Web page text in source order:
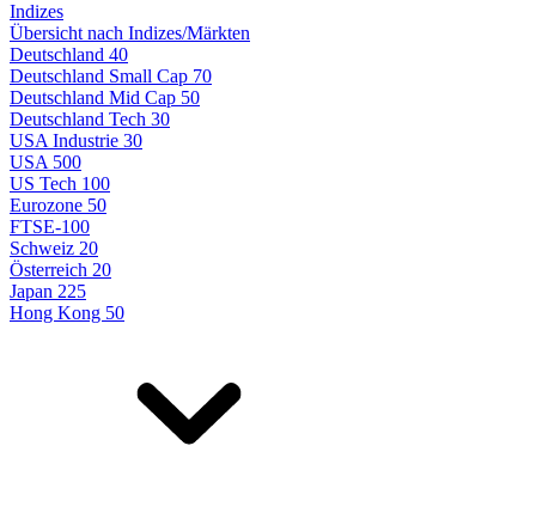
Indizes
Übersicht nach Indizes/Märkten
Deutschland 40
Deutschland Small Cap 70
Deutschland Mid Cap 50
Deutschland Tech 30
USA Industrie 30
USA 500
US Tech 100
Eurozone 50
FTSE-100
Schweiz 20
Österreich 20
Japan 225
Hong Kong 50